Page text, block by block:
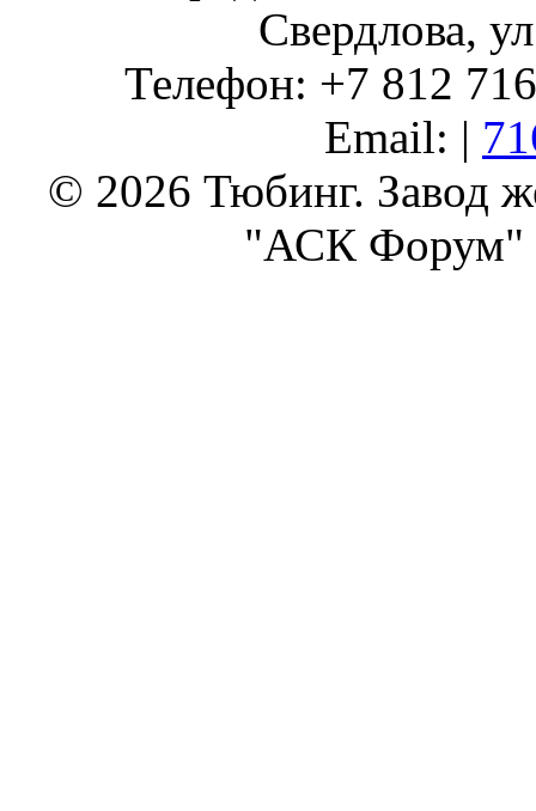
Свердлова,
Телефон: +7 812
Email: |
© 2026 Тюбинг. Завод
"АСК Форум"